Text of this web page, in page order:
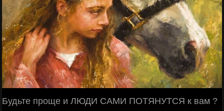
Будьте проще и ЛЮДИ САМИ ПОТЯНУТСЯ к вам ?